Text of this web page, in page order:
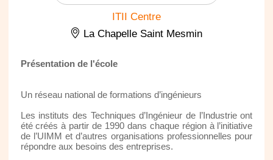
ITII Centre
La Chapelle Saint Mesmin
Présentation de l'école
Un réseau national de formations d’ingénieurs
Les instituts des Techniques d’Ingénieur de l’Industrie ont
été créés à partir de 1990 dans chaque région à l’initiative
de l’UIMM et d’autres organisations professionnelles pour
répondre aux besoins des entreprises.